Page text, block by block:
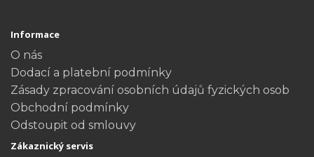
Informace
O nás
Dodací a platební podmínky
Zásady zpracování osobních údajů fyzických osob
Obchodní podmínky
Odstoupit od smlouvy
Zákaznický servis